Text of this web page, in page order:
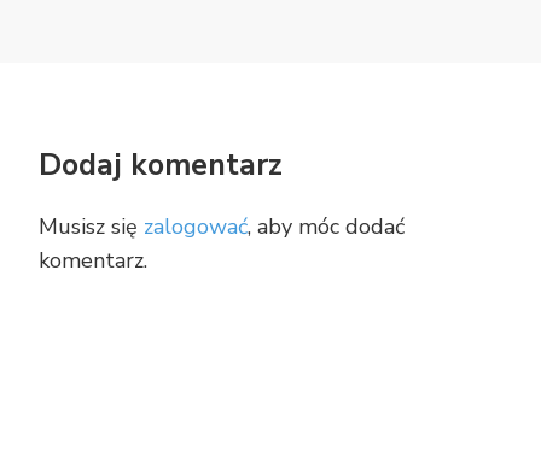
Dodaj komentarz
Musisz się zalogować, aby móc dodać
komentarz.